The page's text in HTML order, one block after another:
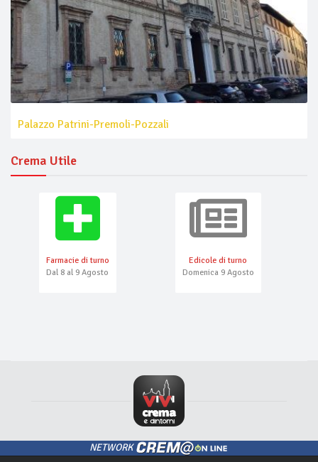
Palazzo Patrini-Premoli-Pozzali
Crema Utile
Farmacie di turno
Dal 8 al 9 Agosto
Edicole di turno
Domenica 9 Agosto
NETWORK